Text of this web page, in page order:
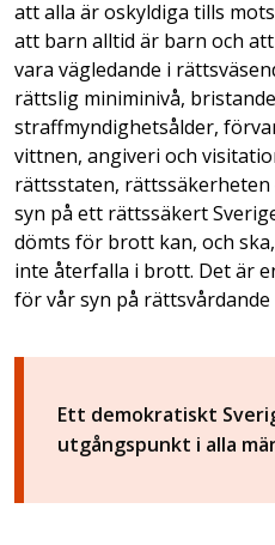
att alla är oskyldiga tills
att barn alltid är barn och
vara vägledande i
rättslig miniminivå,
straffmyndighetsålder,
vittnen, angiveri och
rättsstaten, rättssäkerheten
syn på ett rättssäkert
dömts för brott kan, och
inte återfalla i brott. Det är
för vår syn på
Ett demokratiskt
utgångspunkt i alla